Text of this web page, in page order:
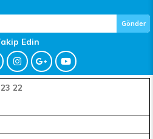
Gönder
Edin
22